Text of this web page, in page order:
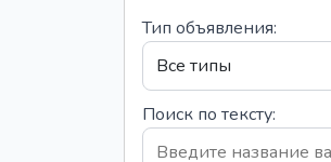
Тип объявления:
Поиск по тексту: